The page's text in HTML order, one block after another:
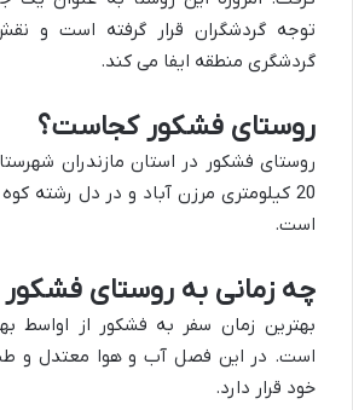
توجه گردشگران قرار گرفته است و
گردشگری منطقه ایفا می کند.
روستای فشکور کجاست؟
روستای فشکور در استان مازندران
20 کیلومتری مرزن آباد و در دل رشته
است.
چه زمانی به روستای
بهترین زمان سفر به فشکور از اواسط
است. در این فصل آب و هوا معتدل و
خود قرار دارد.